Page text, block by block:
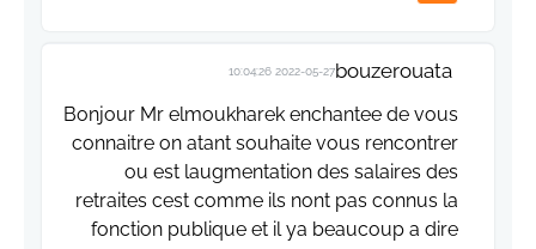
bouzerouata
2022-05-27 10:04:26
Bonjour Mr elmoukharek enchantee de vous
connaitre on atant souhaite vous rencontrer
ou est laugmentation des salaires des
retraites cest comme ils nont pas connus la
fonction publique et il ya beaucoup a dire